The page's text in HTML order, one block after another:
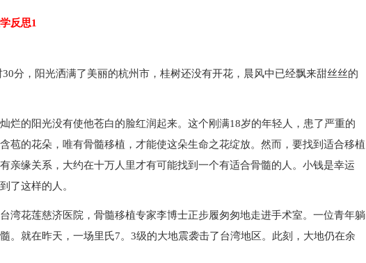
反思1
分，阳光洒满了美丽的杭州市，桂树还没有开花，晨风中已经飘来甜丝丝的
烂的阳光没有使他苍白的脸红润起来。这个刚满18岁的年轻人，患了严重的
苞的花朵，唯有骨髓移植，才能使这朵生命之花绽放。然而，要找到适合移植
亲缘关系，大约在十万人里才有可能找到一个有适合骨髓的人。小钱是幸运
了这样的人。
湾花莲慈济医院，骨髓移植专家李博士正步履匆匆地走进手术室。一位青年躺
。就在昨天，一场里氏7。3级的大地震袭击了台湾地区。此刻，大地仍在余